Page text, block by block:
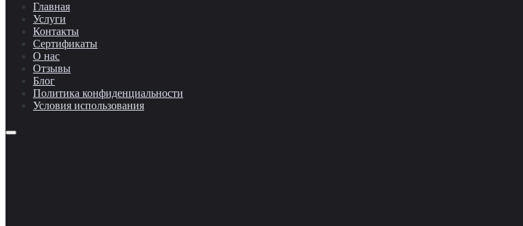
Главная
Услуги
Контакты
Сертификаты
О нас
Отзывы
Блог
Политика конфиденциальности
Условия использования